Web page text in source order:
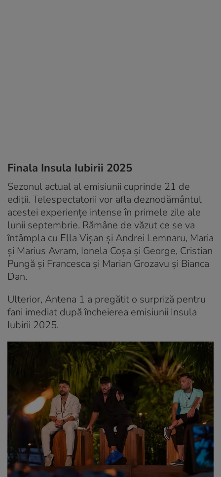
Finala Insula Iubirii 2025
Sezonul actual al emisiunii cuprinde 21 de
ediții. Telespectatorii vor afla deznodământul
acestei experiențe intense în primele zile ale
lunii septembrie. Rămâne de văzut ce se va
întâmpla cu Ella Vișan și Andrei Lemnaru, Maria
și Marius Avram, Ionela Coșa și George, Cristian
Pungă și Francesca și Marian Grozavu și Bianca
Dan.
Ulterior, Antena 1 a pregătit o surpriză pentru
fani imediat după încheierea emisiunii Insula
Iubirii 2025.